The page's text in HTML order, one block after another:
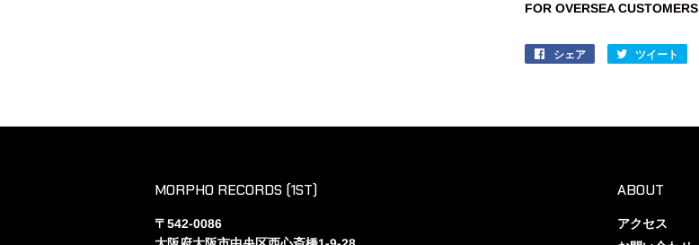
FOR OVERSEA CUSTOMERS
シェア
Facebookツイート
MORPHO RECORDS (1ST)
〒542-0086
ABOUT
アクセス